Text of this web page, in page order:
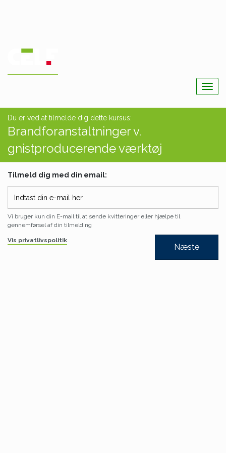
Du er ved at tilmelde dig dette kursus:
Brandforanstaltninger v.
gnistproducerende værktøj
Tilmeld dig med din email:
Vi bruger kun din E-mail til at sende kvitteringer eller hjælpe til
gennemførsel af din tilmelding
Vis privatlivspolitik